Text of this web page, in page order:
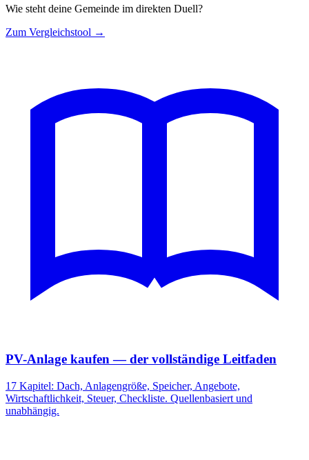
Wie steht deine Gemeinde im direkten Duell?
Zum Vergleichstool →
PV-Anlage kaufen — der vollständige Leitfaden
17 Kapitel: Dach, Anlagengröße, Speicher, Angebote,
Wirtschaftlichkeit, Steuer, Checkliste. Quellenbasiert und
unabhängig.